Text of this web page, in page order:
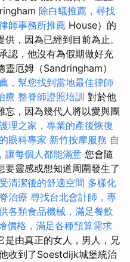
除白蟻推薦，尋找
師事務所推薦 House）的
，因為已經到目前為止。
認，他沒有為假期做好充
厄姆（Sandringham）
，幫您找到當地最佳律師
療 整脊師證照培訓 對於他
忘，因為幾代人將以愛與團
理之家，專業的產後恢復
眼科專家 新竹按摩服務 自
讓每個人都能滿意 您會隨
要靈感或想知道周圍發生了
清潔後的舒適空間 多樣化
治療 尋找台北會計師，專
各類食品機械，滿足餐飲
價格，滿足各種預算需求
是由真正的女人，男人，兄
收到了Soestdijk城堡統治